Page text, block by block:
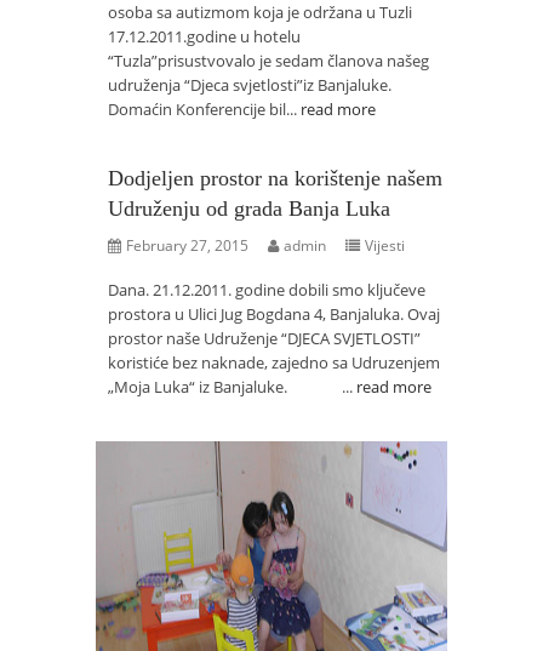
osoba sa autizmom koja je održana u Tuzli
17.12.2011.godine u hotelu
“Tuzla”prisustvovalo je sedam članova našeg
udruženja “Djeca svjetlosti”iz Banjaluke.
Domaćin Konferencije bil... read more
Dodjeljen prostor na korištenje našem
Udruženju od grada Banja Luka
February 27, 2015 admin Vijesti
Dana. 21.12.2011. godine dobili smo ključeve
prostora u Ulici Jug Bogdana 4, Banjaluka. Ovaj
prostor naše Udruženje “DJECA SVJETLOSTI”
koristiće bez naknade, zajedno sa Udruzenjem
„Moja Luka“ iz Banjaluke. ... read more